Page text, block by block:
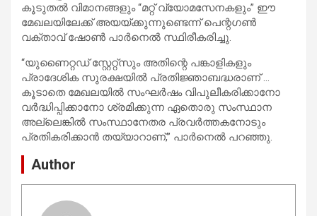
കൂടുതൽ വിമാനങ്ങളും “മറ്റ് വ്യോമസേനകളും” ഈ
മേഖലയിലേക്ക് അയയ്ക്കുന്നുണ്ടെന്ന് പെന്റഗൺ
വക്താവ് ഷോൺ പാർനെൽ സ്ഥിരീകരിച്ചു.
“യുണൈറ്റഡ് സ്റ്റേറ്റ്സും അതിന്റെ പങ്കാളികളും
പ്രാദേശിക സുരക്ഷയിൽ പ്രതിജ്ഞാബദ്ധരാണ് …
കൂടാതെ മേഖലയിൽ സംഘർഷം വിപുലീകരിക്കാനോ
വർദ്ധിപ്പിക്കാനോ ശ്രമിക്കുന്ന ഏതൊരു സംസ്ഥാന
അല്ലെങ്കിൽ സംസ്ഥാനേതര പ്രവർത്തകനോടും
പ്രതികരിക്കാൻ തയ്യാറാണ്,” പാർനെൽ പറഞ്ഞു.
Author